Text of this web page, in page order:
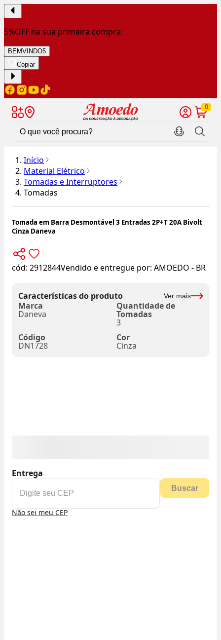
5%OFF na sua primeira compra:
BEMVINDO5
Copiar
0
Início
Material Elétrico
Tomadas e Interruptores
Tomadas
Tomada em Barra Desmontável 3 Entradas 2P+T 20A Bivolt
Cinza Daneva
cód: 2912844Vendido e entregue por: AMOEDO - BR
Características do produto Ver mais
Marca
Daneva
Quantidade de
Tomadas
3
Código
DN1728
Cor
Cinza
Entrega
Buscar
Não sei meu CEP